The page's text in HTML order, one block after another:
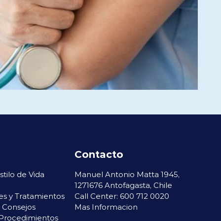
de Vida
y Tratamientos
Contacto
Manuel Antonio Matta 1945,
1271676 Antofagasta, Chile
Call Center: 600 712 0020
Mas Informacion